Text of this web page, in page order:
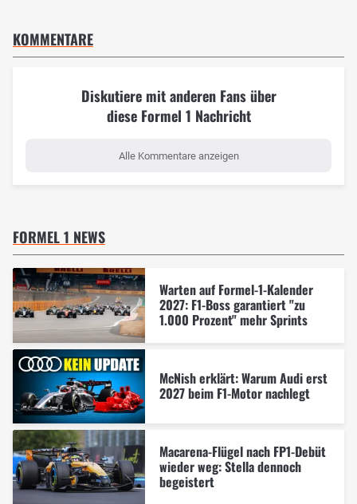
KOMMENTARE
Diskutiere mit anderen Fans über
diese Formel 1 Nachricht
Alle Kommentare anzeigen
FORMEL 1 NEWS
Warten auf Formel-1-Kalender
2027: F1-Boss garantiert "zu
1.000 Prozent" mehr Sprints
McNish erklärt: Warum Audi erst
2027 beim F1-Motor nachlegt
Macarena-Flügel nach FP1-Debüt
wieder weg: Stella dennoch
begeistert